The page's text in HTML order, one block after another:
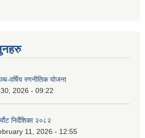
वर्षिय रणनीतिक योजना
2026 - 09:22
निर्देशिका २०८२
11, 2026 - 12:55